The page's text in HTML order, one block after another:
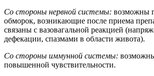
Со стороны нервной системы: возможны
обморок, возникающие после приема
связаны с вазовагальной реакцией
дефекации, спазмами в области живота).
Со стороны иммунной системы:
повышенной чувствительности.